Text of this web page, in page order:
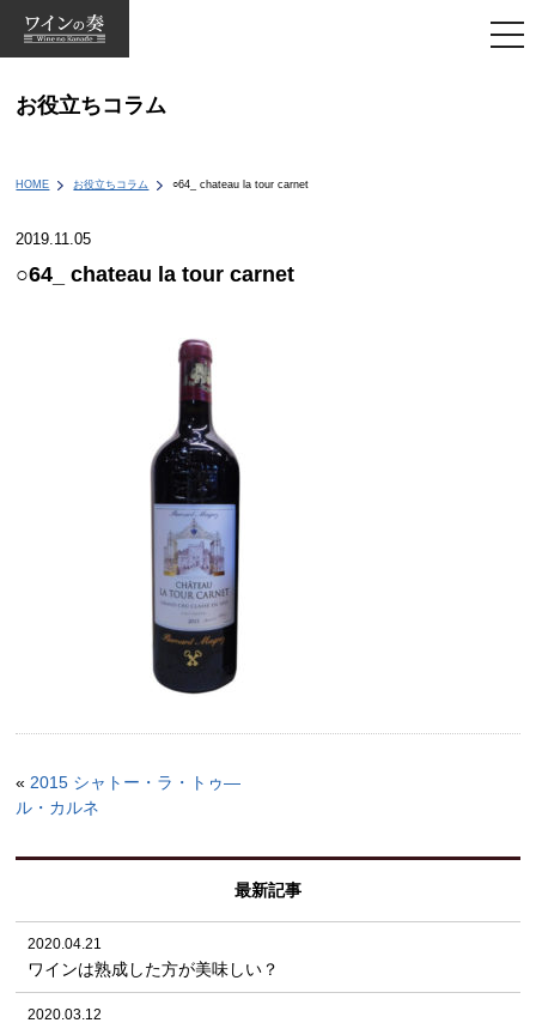
お役立ちコラム
HOME お役立ちコラム ○64_ chateau la tour carnet
2019.11.05
○64_ chateau la tour carnet
«2015 シャトー・ラ・トゥ―
ル・カルネ
最新記事
2020.04.21
ワインは熟成した方が美味しい？
2020.03.12